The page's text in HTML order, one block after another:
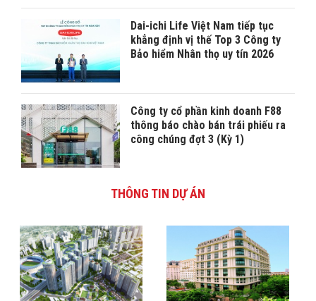
Dai-ichi Life Việt Nam tiếp tục
khẳng định vị thế Top 3 Công ty
Bảo hiểm Nhân thọ uy tín 2026
Công ty cổ phần kinh doanh F88
thông báo chào bán trái phiếu ra
công chúng đợt 3 (Kỳ 1)
THÔNG TIN DỰ ÁN